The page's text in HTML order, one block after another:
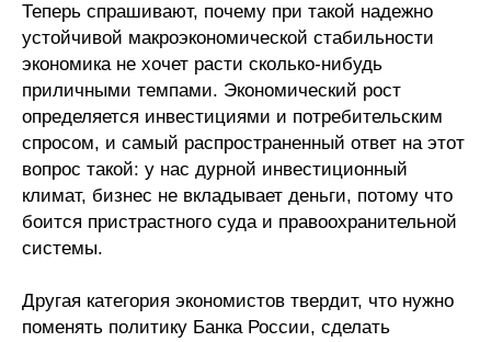
Редакционная этика
Информация для авторов
Общие требования
Научные труды
Теперь спрашивают, почему при такой надежно
устойчивой макроэкономической стабильности
экономика не хочет расти сколько-нибудь
приличными темпами. Экономический рост
определяется инвестициями и потребительским
спросом, и самый распространенный ответ на этот
вопрос такой: у нас дурной инвестиционный
климат, бизнес не вкладывает деньги, потому что
боится пристрастного суда и правоохранительной
системы.
Другая категория экономистов твердит, что нужно
поменять политику Банка России, сделать